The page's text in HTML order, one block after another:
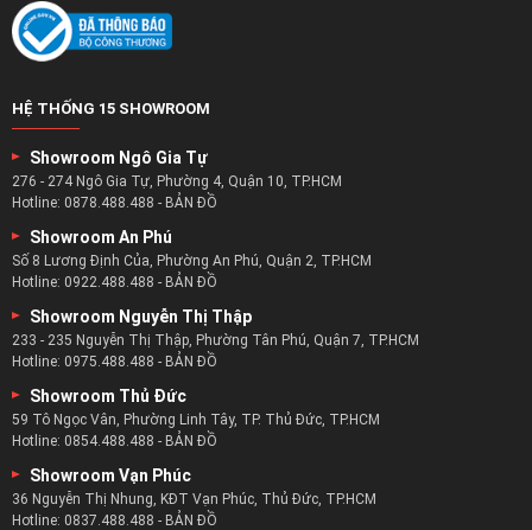
HỆ THỐNG 15 SHOWROOM
Showroom Ngô Gia Tự
276 - 274 Ngô Gia Tự, Phường 4, Quận 10, TP.HCM
Hotline: 0878.488.488 - BẢN ĐỒ
Showroom An Phú
Số 8 Lương Định Của, Phường An Phú, Quận 2, TP.HCM
Hotline: 0922.488.488 - BẢN ĐỒ
Showroom Nguyễn Thị Thập
233 - 235 Nguyễn Thị Thập, Phường Tân Phú, Quận 7, TP.HCM
Hotline: 0975.488.488 - BẢN ĐỒ
Showroom Thủ Đức
59 Tô Ngọc Vân, Phường Linh Tây, TP. Thủ Đức, TP.HCM
Hotline: 0854.488.488 - BẢN ĐỒ
Showroom Vạn Phúc
36 Nguyễn Thị Nhung, KĐT Vạn Phúc, Thủ Đức, TP.HCM
Hotline: 0837.488.488 - BẢN ĐỒ